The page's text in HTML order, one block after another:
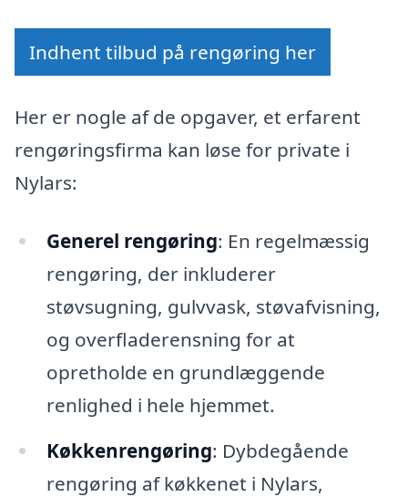
Indhent tilbud på rengøring her
Her er nogle af de opgaver, et erfarent
rengøringsfirma kan løse for private i
Nylars:
Generel rengøring: En regelmæssig
rengøring, der inkluderer
støvsugning, gulvvask, støvafvisning,
og overfladerensning for at
opretholde en grundlæggende
renlighed i hele hjemmet.
Køkkenrengøring: Dybdegående
rengøring af køkkenet i Nylars,